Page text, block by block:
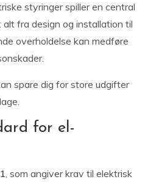
styringer spiller en central
fra design og installation til
overholdelse kan medføre
spare dig for store udgifter
for el-
, som angiver krav til elektrisk